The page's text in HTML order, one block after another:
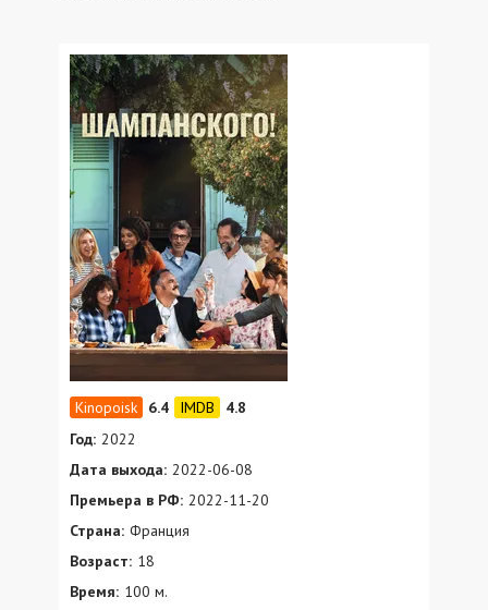
6.4
4.8
Год: 2022
Дата выхода: 2022-06-08
Премьера в РФ: 2022-11-20
Страна: Франция
Возраст: 18
Время: 100 м.